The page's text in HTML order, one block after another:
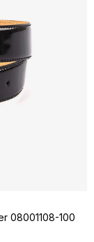
08001108-100